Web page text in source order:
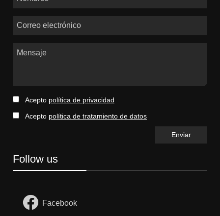
Correo electrónico
Mensaje
Acepto política de privacidad
Acepto política de tratamiento de datos
Follow us
Facebook